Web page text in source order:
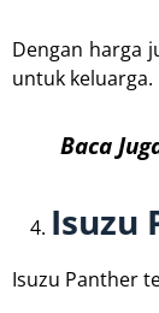
Dengan harga
untuk keluarga.
Baca
Isuzu
Isuzu Panther